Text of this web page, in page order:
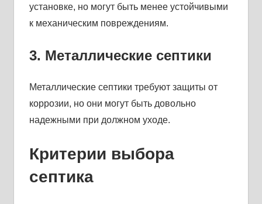
установке, но могут быть менее устойчивыми
к механическим повреждениям.
3. Металлические септики
Металлические септики требуют защиты от
коррозии, но они могут быть довольно
надежными при должном уходе.
Критерии выбора
септика